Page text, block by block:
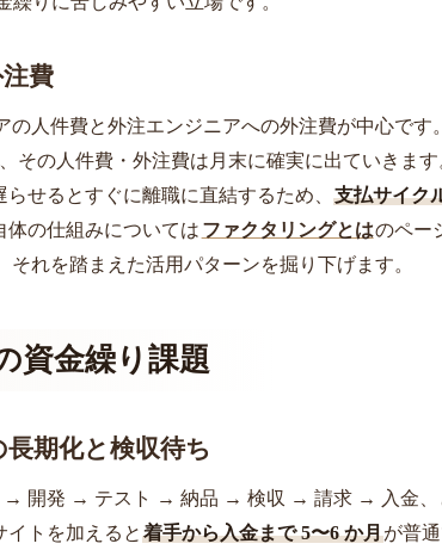
費
人件費と外注エンジニアへの外注費が中心です
その人件費・外注費は月末に確実に出ていきま
せるとすぐに離職に直結するため、 支払サイク
体の仕組みについては ファクタリングとはのペー
れを踏まえた活用パターンを掘り下げます。
資金繰り課題
期化と検収待ち
→ 開発 → テスト → 納品 → 検収 → 請求 → 入金、
トを加えると 着手から入金まで 5〜6 か月が普